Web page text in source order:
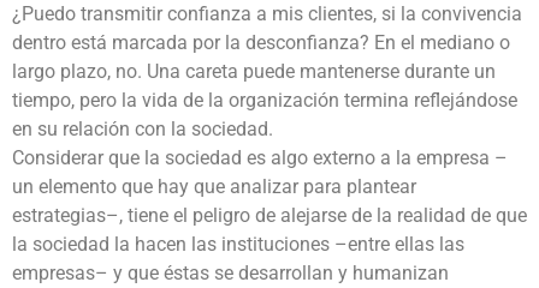
¿Puedo transmitir confianza a mis clientes, si la convivencia
dentro está marcada por la desconfianza? En el mediano o
largo plazo, no. Una careta puede mantenerse durante un
tiempo, pero la vida de la organización termina reflejándose
en su relación con la sociedad.
Considerar que la sociedad es algo externo a la empresa –
un elemento que hay que analizar para plantear
estrategias–, tiene el peligro de alejarse de la realidad de que
la sociedad la hacen las instituciones –entre ellas las
empresas– y que éstas se desarrollan y humanizan